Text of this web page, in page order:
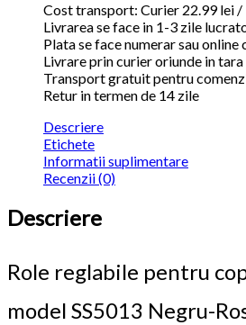
Cost transport: Curier 22.99 lei
Livrarea se face in 1-3 zile
Plata se face numerar sau online
Livrare prin curier oriunde in tara
Transport gratuit pentru
Retur in termen de 14 zile
Descriere
Etichete
Informatii suplimentare
Recenzii (0)
Descriere
Role reglabile pentru
model SS5013 Negru-